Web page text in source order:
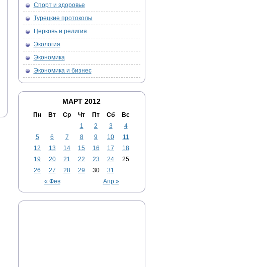
Спорт и здоровье
Турецкие протоколы
Церковь и религия
Экология
Экономика
Экономика и бизнес
МАРТ 2012
Пн Вт Ср Чт Пт Сб Вс
« Фев Апр »
1 2 3
4
5
6 7 8 9 10
11
12
13 14 15 16 17
18
19
20 21 22 23 24
25
26
27 28 29 30 31